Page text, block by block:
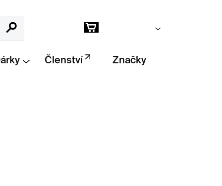
Hledat Prázdný košík
Dárky Členství Značky